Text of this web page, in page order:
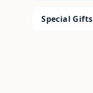
Special Gifts